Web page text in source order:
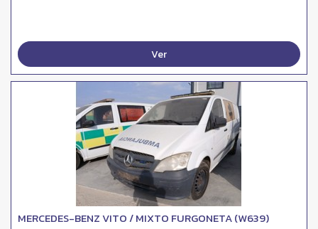
Ver
MERCEDES-BENZ VITO / MIXTO FURGONETA (W639)